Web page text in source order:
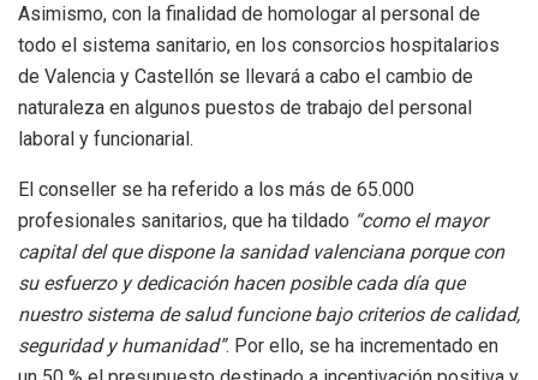
Asimismo, con la finalidad de homologar al personal de
todo el sistema sanitario, en los consorcios hospitalarios
de Valencia y Castellón se llevará a cabo el cambio de
naturaleza en algunos puestos de trabajo del personal
laboral y funcionarial.
El conseller se ha referido a los más de 65.000
profesionales sanitarios, que ha tildado “como el mayor
capital del que dispone la sanidad valenciana porque con
su esfuerzo y dedicación hacen posible cada día que
nuestro sistema de salud funcione bajo criterios de calidad,
seguridad y humanidad”. Por ello, se ha incrementado en